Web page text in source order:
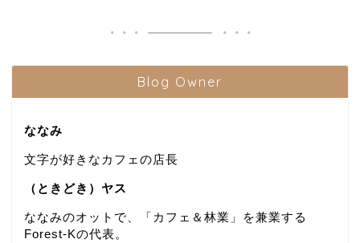
Blog Owner
ななみ
文字が好きなカフェの店長
（ときどき）ヤス
ななみのオットで、「カフェ＆林業」を兼業する
Forest-Kの代表。